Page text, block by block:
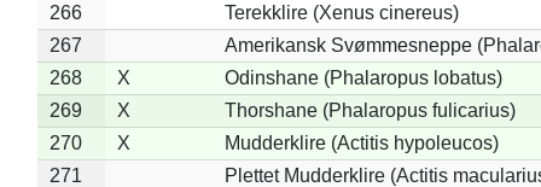
266
Terekklire (Xenus cinereus)
267
Amerikansk Svømmesneppe
268
X
Odinshane (Phalaropus lobatus)
269
X
Thorshane (Phalaropus fulicarius)
270
X
Mudderklire (Actitis hypoleucos)
271
Plettet Mudderklire (Actitis